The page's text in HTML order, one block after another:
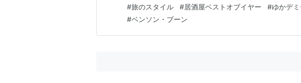
の記事とさせていただきます 旅スタイルの定着化ひと
改めて実にふざけた旅だと気づいた（笑） …
#旅のスタイル #居酒屋ベストオブイヤー #ゆかデ
#ベンソン・ブーン